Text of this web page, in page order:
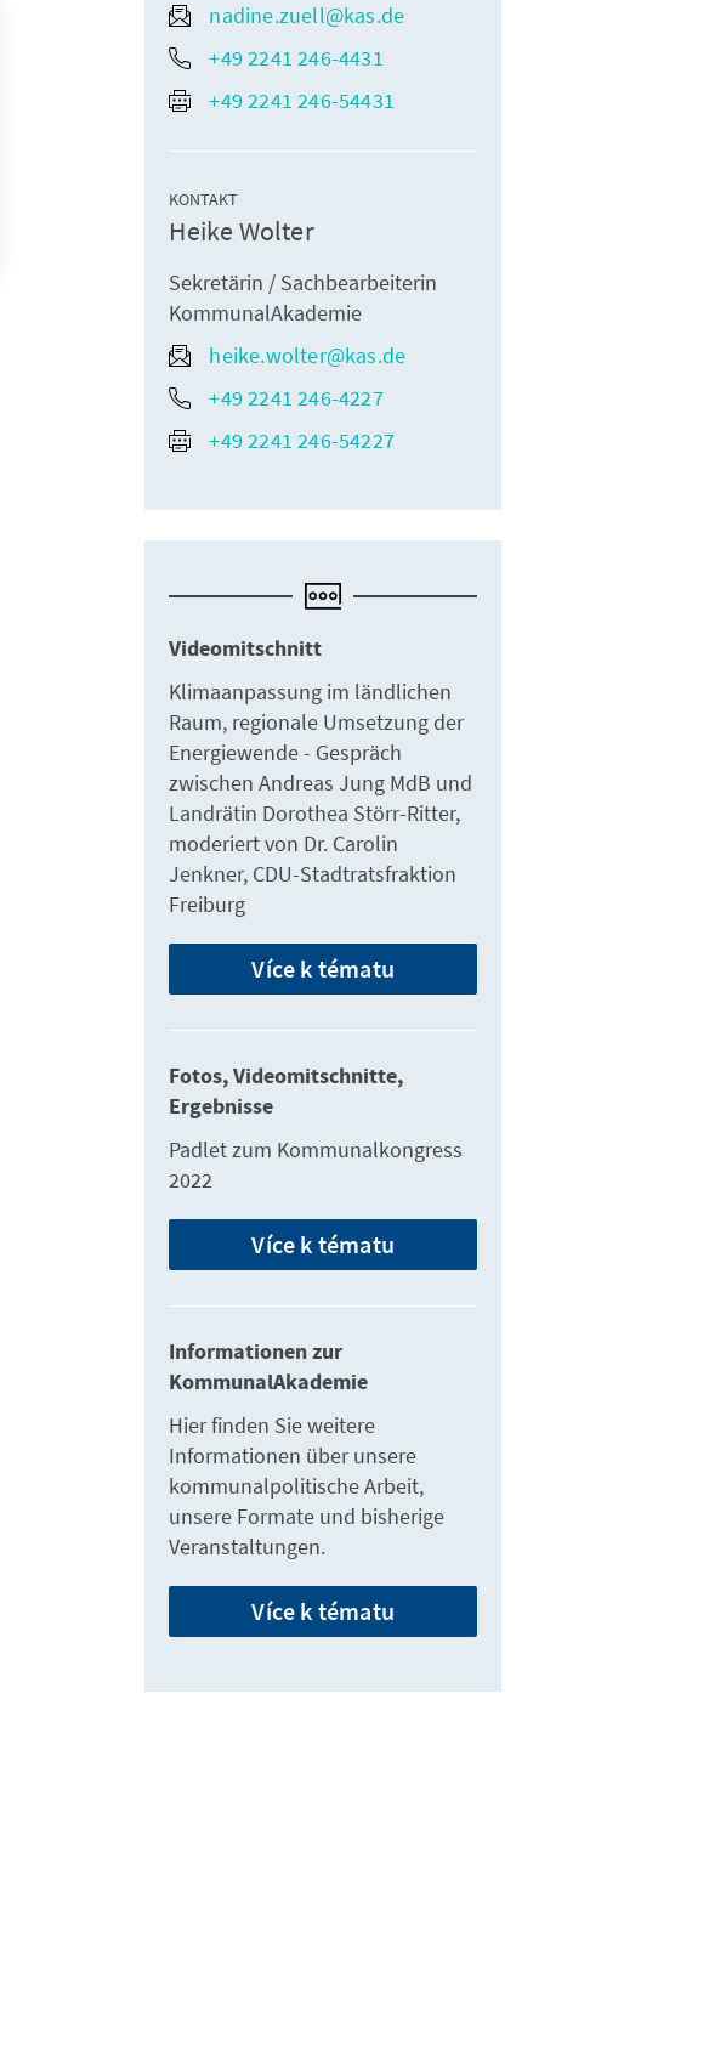
nadine.zuell@kas.de
+49 2241 246-4431
+49 2241 246-54431
KONTAKT
Heike Wolter
Sekretärin / Sachbearbeiterin
KommunalAkademie
heike.wolter@kas.de
+49 2241 246-4227
+49 2241 246-54227
Videomitschnitt
Klimaanpassung im ländlichen
Raum, regionale Umsetzung der
Energiewende - Gespräch
zwischen Andreas Jung MdB und
Landrätin Dorothea Störr-Ritter,
moderiert von Dr. Carolin
Jenkner, CDU-Stadtratsfraktion
Freiburg
Více k tématu
Fotos, Videomitschnitte,
Ergebnisse
Padlet zum Kommunalkongress
2022
Více k tématu
Informationen zur
KommunalAkademie
Hier finden Sie weitere
Informationen über unsere
kommunalpolitische Arbeit,
unsere Formate und bisherige
Veranstaltungen.
Více k tématu